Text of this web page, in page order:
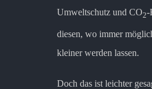
Umweltschutz und CO2-
diesen, wo immer
kleiner werden lassen.
Doch das ist leichter